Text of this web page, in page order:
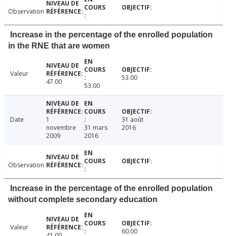
Observation
Increase in the percentage of the enrolled population
in the RNE that are women
Valeur
47.00
53.00
53.00
Date
1
novembre
2009
31 mars
2016
31 août
2016
Observation
Increase in the percentage of the enrolled population
without complete secondary education
Valeur
60.00